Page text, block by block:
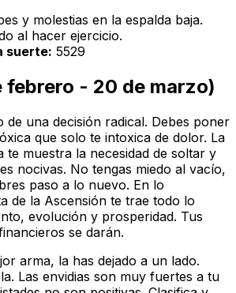
y molestias en la espalda baja.
al hacer ejercicio.
suerte: 5529
febrero - 20 de marzo)
de una decisión radical. Debes poner
que solo te intoxica de dolor. La
te muestra la necesidad de soltar y
nocivas. No tengas miedo al vacío,
paso a lo nuevo. En lo
de la Ascensión te trae todo lo
evolución y prosperidad. Tus
se darán.
arma, la has dejado a un lado.
Las envidias son muy fuertes a tu